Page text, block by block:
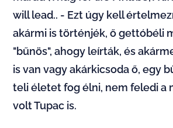
will lead.. - Ezt úgy kell
akármi is történjék, ő gettóbéli
"bűnös", ahogy leírták, és
is van vagy akárkicsoda ő, egy
teli életet fog élni, nem feledi a
volt Tupac is.